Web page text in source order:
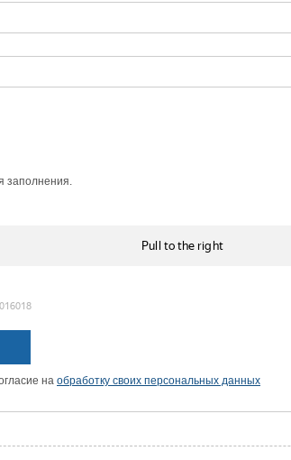
заполнения.
на обработку своих персональных данных